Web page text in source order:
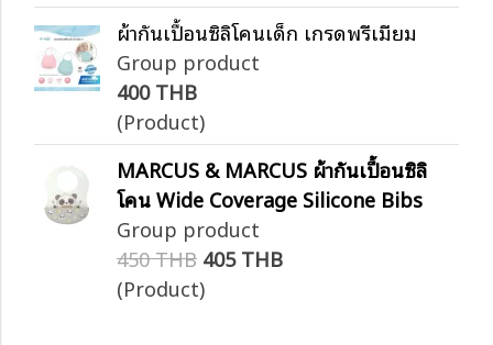
ผ้ากันเปื้อนซิลิโคนเด็ก เกรดพรีเมียม
Group product
400 THB
(Product)
MARCUS & MARCUS ผ้ากันเปื้อนซิลิ
โคน Wide Coverage Silicone Bibs
Group product
450 THB 405 THB
(Product)